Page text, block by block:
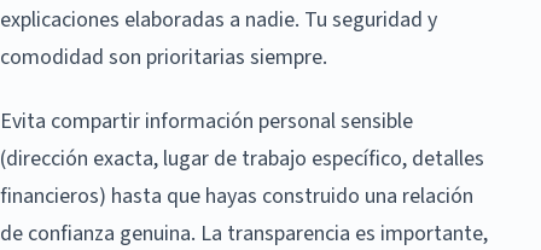
explicaciones elaboradas a nadie. Tu seguridad y
comodidad son prioritarias siempre.
Evita compartir información personal sensible
(dirección exacta, lugar de trabajo específico, detalles
financieros) hasta que hayas construido una relación
de confianza genuina. La transparencia es importante,